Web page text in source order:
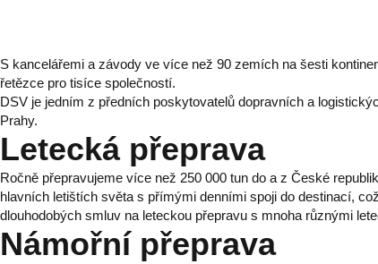
S kancelářemi a závody ve více než 90 zemích na šesti
řetězce pro tisíce společností.
DSV je jedním z předních poskytovatelů dopravních a
Prahy.
Letecká přeprava
Ročně přepravujeme více než 250 000 tun do a z České
hlavních letištích světa s přímými denními spoji do destinací,
dlouhodobých smluv na leteckou přepravu s mnoha různými
Námořní přeprava